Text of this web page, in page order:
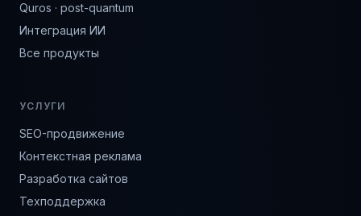
Quros · post-quantum
Интеграция ИИ
Все продукты
УСЛУГИ
SEO-продвижение
Контекстная реклама
Разработка сайтов
Техподдержка